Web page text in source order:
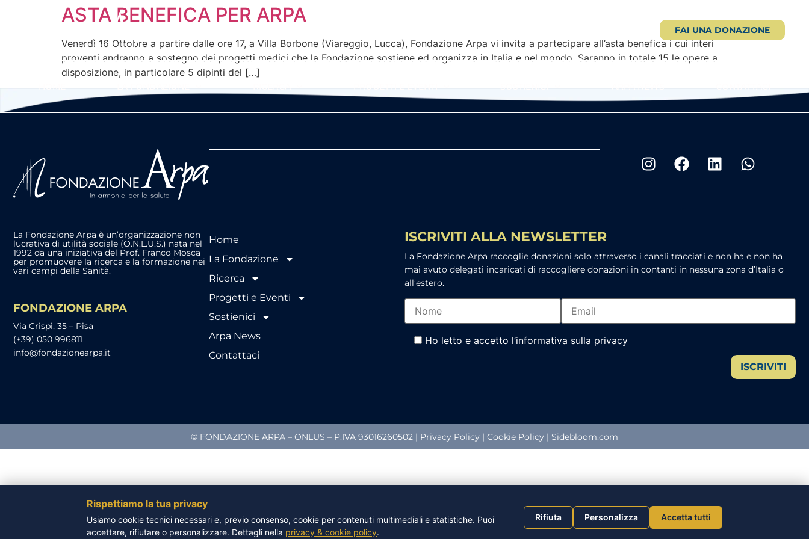
FAI UNA DONAZIONE
ASTA BENEFICA PER ARPA
Venerdì 16 Ottobre a partire dalle ore 17, a Villa Borbone (Viareggio, Lucca), Fondazione Arpa vi invita a partecipare all’asta benefica i cui interi
proventi andranno a sostegno dei progetti medici che la Fondazione sostiene ed organizza in Italia e nel mondo. Saranno in totale 15 le opere a
disposizione, in particolare 5 dipinti del […]
La Fondazione Arpa è un’organizzazione non
lucrativa di utilità sociale (O.N.L.U.S.) nata nel
1992 da una iniziativa del Prof. Franco Mosca
per promuovere la ricerca e la formazione nei
vari campi della Sanità.
FONDAZIONE ARPA
Via Crispi, 35 – Pisa
(+39) 050 996811
info@fondazionearpa.it
Home
La Fondazione
Ricerca
Progetti e Eventi
Sostienici
Arpa News
Contattaci
ISCRIVITI ALLA NEWSLETTER
La Fondazione Arpa raccoglie donazioni solo attraverso i canali tracciati e non ha e non ha
mai avuto delegati incaricati di raccogliere donazioni in contanti in nessuna zona d’Italia o
all’estero.
Ho letto e accetto l’informativa sulla privacy
ISCRIVITI
© FONDAZIONE ARPA – ONLUS – P.IVA 93016260502 | Privacy Policy | Cookie Policy | Sidebloom.com
Rispettiamo la tua privacy
Usiamo cookie tecnici necessari e, previo consenso, cookie per contenuti multimediali e statistiche. Puoi
accettare, rifiutare o personalizzare. Dettagli nella privacy & cookie policy.
Rifiuta Personalizza Accetta tutti